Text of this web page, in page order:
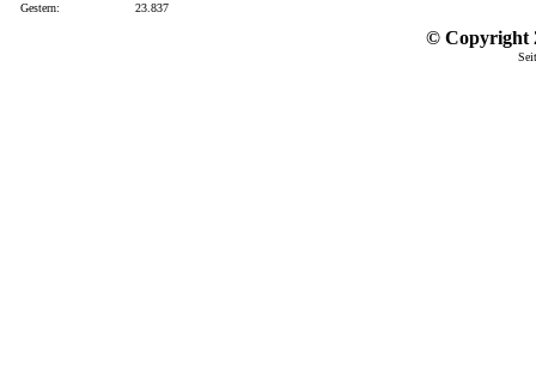
Gestern:
23.837
© Copyright